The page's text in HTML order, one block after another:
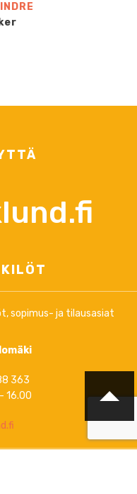
sopimus- ja tilausasiat
363
16.00